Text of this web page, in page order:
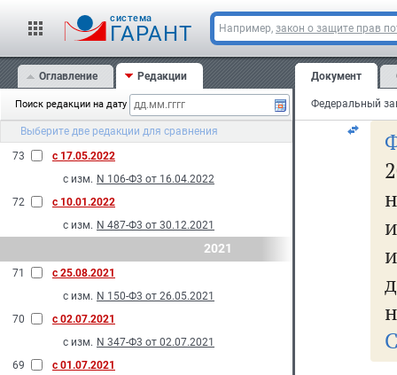
cистема
ГАРАНТ Например, закон о защите прав
Оглавление Редакции
Поиск редакции на дату
Выберите две редакции для сравнения
N 232-Ф3 от 28.06.2022
N 326-Ф3 от 14.07.2022
75
с 27.08.2022
с изм. N 150-Ф3 от 28.05.2022
74
с 14.07.2022
с изм. N 286-Ф3 от 14.07.2022
73
с 17.05.2022
с изм. N 106-Ф3 от 16.04.2022
72
с 10.01.2022
с изм. N 487-Ф3 от 30.12.2021
2021
71
с 25.08.2021
с изм. N 150-Ф3 от 26.05.2021
70
с 02.07.2021
с изм. N 347-Ф3 от 02.07.2021
69
с 01.07.2021
Документ